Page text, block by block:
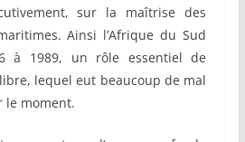
sur la maîtrise des
Ainsi l’Afrique du Sud
à 1989, un rôle essentiel de
lequel eut beaucoup de mal
le moment.